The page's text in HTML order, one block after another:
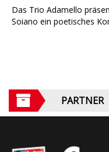
Das Trio Adamello
Soiano ein poetisches
PARTNER